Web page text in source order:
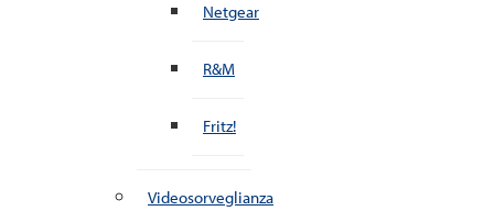
Netgear
R&M
Fritz!
Videosorveglianza